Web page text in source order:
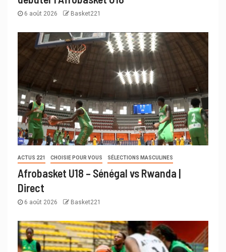
6 août 2026 Basket221
ACTUS 221 CHOISIE POUR VOUS SÉLECTIONS MASCULINES
Afrobasket U18 – Sénégal vs Rwanda |
Direct
6 août 2026 Basket221